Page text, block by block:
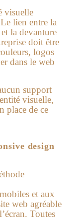
visuelle
lien entre la
la devanture
doit être
logos
dans le web
support
visuelle,
place de ce
design
et aux
web agréable
Toutes